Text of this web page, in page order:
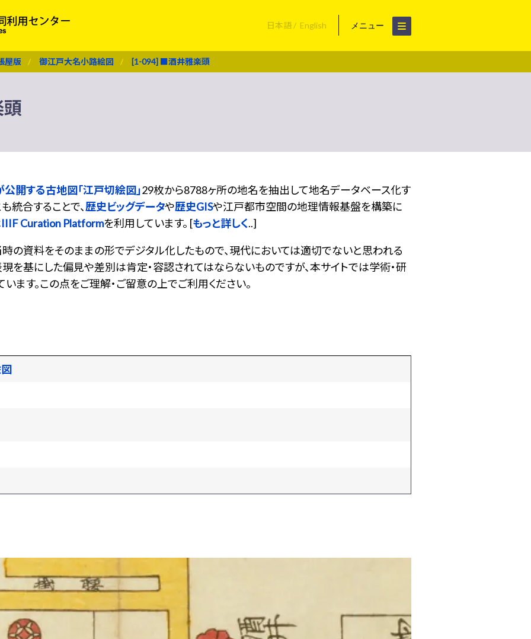
日本語 English メニュー
屋版 御江戸大名小路絵図 [1-094] ■酒井雅楽頭
開する古地図「江戸切絵図」29枚から8788ヶ所の地名を抽出して地名データベース化す
統合することで、歴史ビッグデータや歴史GISや江戸都市空間の地理情報基盤を構築に
IIIF Curation Platformを利用しています。 [もっと詳しく..]
の資料をそのままの形でデジタル化したもので、現代においては適切でないと思われる
を基にした偏見や差別は肯定・容認されてはならないものですが、本サイトでは学術・研
ます。この点をご理解・ご留意の上でご利用ください。